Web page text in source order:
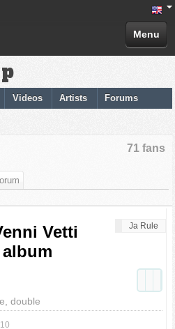
Menu
Videos Artists Forums
71 fans
Ja Rule
Vetti
double